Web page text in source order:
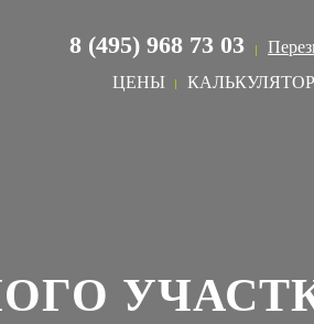
8 (495) 968 73 03
ЦЕНЫ